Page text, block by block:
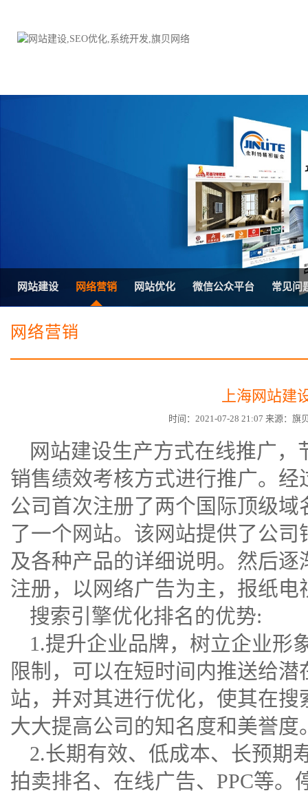
网站SEO优化
微信平台建设
电子商务商城建设
SSL证书
H5响应式网站建设方案
防伪防窜货系统
外贸多语言网站建设方
三级分销系统
网站推广优化方案
在线进销存管理
品牌加盟营销管理系统
营销型网站建设方案
网站建设 网络营销 网站优化 微信公众平台 常见问
网络营销
上海网站建
时间：2021-07-28 21:07 来源：旗
网站建设生产方式在线推广，
销售绩效考核方式进行推广。
公司首次注册了两个国际顶级
了一个网站。该网站提供了公
及各种产品的详细说明。然后
注册，以网络广告为主，报纸电
搜索引擎优化排名的优势:
1.提升企业品牌，树立企业形
限制，可以在短时间内推送给
站，并对其进行优化，使其在
大大提高公司的知名度和美誉度
2.长期有效、低成本、长预期
拍卖排名、在线广告、PPC等